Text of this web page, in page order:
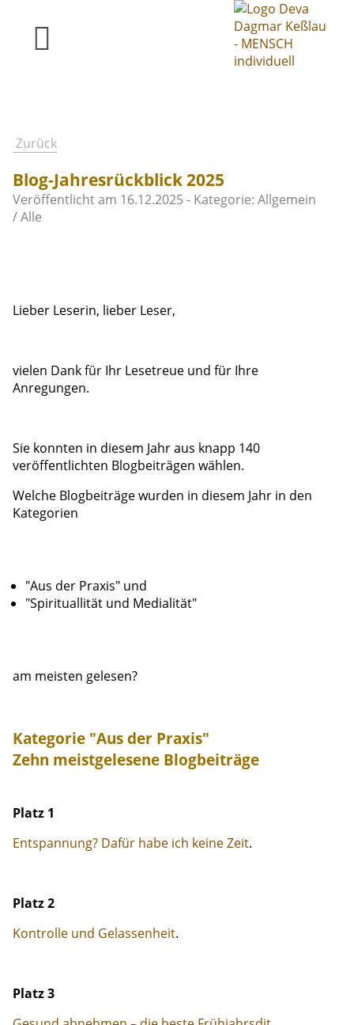
Zurück
Blog-Jahresrückblick 2025
Veröffentlicht am 16.12.2025- Kategorie: Allgemein
/ Alle
Lieber Leserin, lieber Leser,
vielen Dank für Ihr Lesetreue und für Ihre
Anregungen.
Sie konnten in diesem Jahr aus knapp 140
veröffentlichten Blogbeiträgen wählen.
Welche Blogbeiträge wurden in diesem Jahr in den
Kategorien
"Aus der Praxis" und
"Spirituallität und Medialität"
am meisten gelesen?
Kategorie "Aus der Praxis"
Zehn meistgelesene Blogbeiträge
Platz 1
Entspannung? Dafür habe ich keine Zeit.
Platz 2
Kontrolle und Gelassenheit.
Platz 3